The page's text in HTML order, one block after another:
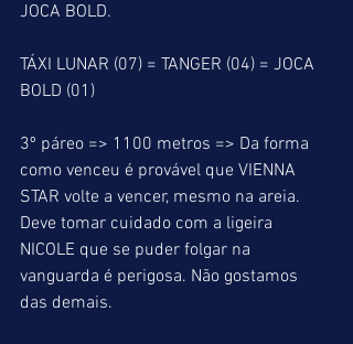
JOCA BOLD.
TÁXI LUNAR (07) = TANGER (04) = JOCA
BOLD (01)
3º páreo => 1100 metros => Da forma
como venceu é provável que VIENNA
STAR volte a vencer, mesmo na areia.
Deve tomar cuidado com a ligeira
NICOLE que se puder folgar na
vanguarda é perigosa. Não gostamos
das demais.